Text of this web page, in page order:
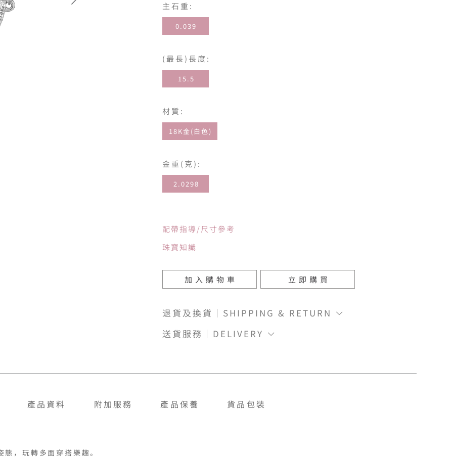
主石重:
0.039
(最長)長度:
15.5
材質:
18K金(白色)
金重(克):
2.0298
配帶指導/尺寸參考
珠寶知識
加入購物車 立即購買
退貨及換貨｜SHIPPING & RETURN
送貨服務｜DELIVERY
產品資料 附加服務 產品保養 貨品包裝
，玩轉多面穿搭樂趣。